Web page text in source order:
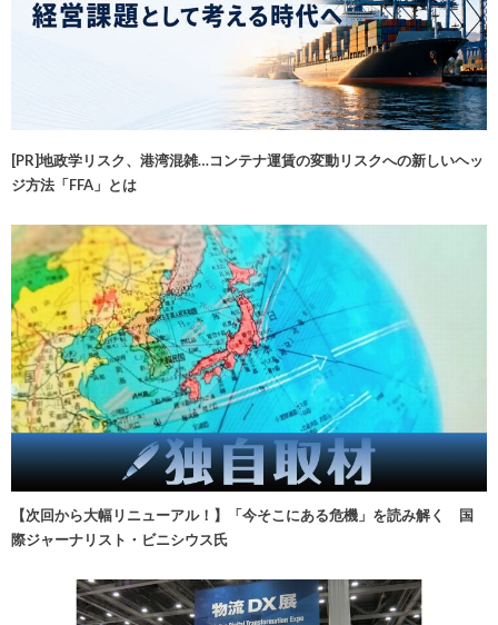
[PR]地政学リスク、港湾混雑…コンテナ運賃の変動リスクへの新しいヘッ
ジ方法「FFA」とは
【次回から大幅リニューアル！】「今そこにある危機」を読み解く 国
際ジャーナリスト・ビニシウス氏